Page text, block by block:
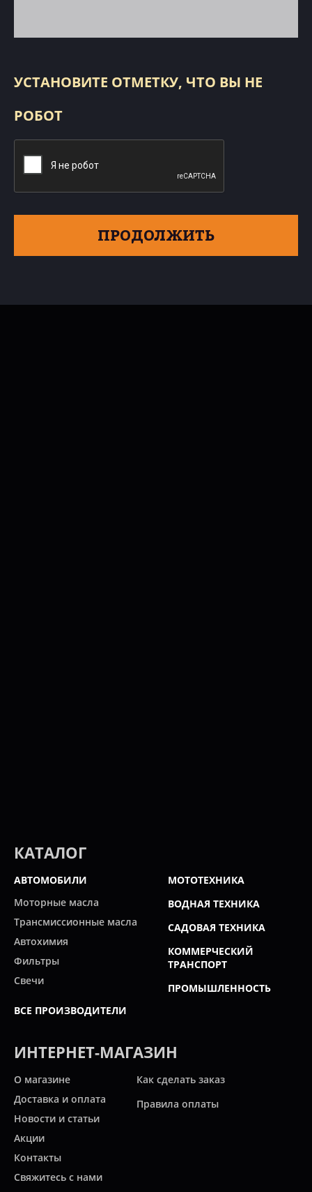
УСТАНОВИТЕ ОТМЕТКУ, ЧТО ВЫ НЕ
РОБОТ
ПРОДОЛЖИТЬ
КАТАЛОГ
АВТОМОБИЛИ
Моторные масла
Трансмиссионные масла
Автохимия
Фильтры
Свечи
ВСЕ ПРОИЗВОДИТЕЛИ
МОТОТЕХНИКА
ВОДНАЯ ТЕХНИКА
САДОВАЯ ТЕХНИКА
КОММЕРЧЕСКИЙ
ТРАНСПОРТ
ПРОМЫШЛЕННОСТЬ
ИНТЕРНЕТ-МАГАЗИН
О магазине
Доставка и оплата
Новости и статьи
Акции
Контакты
Свяжитесь с нами
Как сделать заказ
Правила оплаты